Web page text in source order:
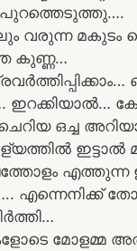
വരുന്ന മകുടം
കുണ്ണ…
ഒച്ച
ഇട്ടാൽ
എത്തുന്ന
മോളമ്മ